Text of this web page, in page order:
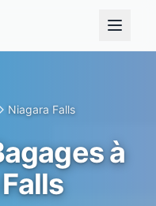
Niagara Falls
à